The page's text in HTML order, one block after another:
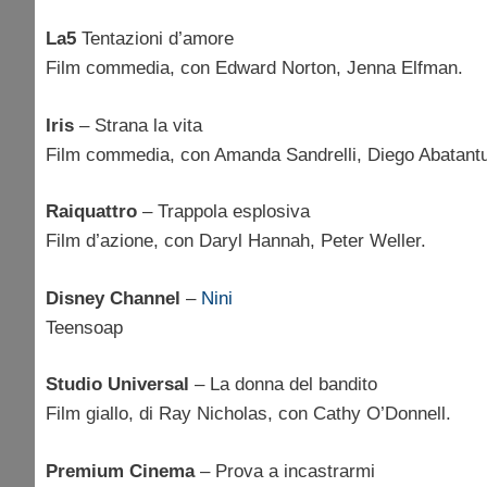
La5 Tentazioni d’amore
Film commedia, con Edward Norton, Jenna Elfman.
Iris – Strana la vita
Film commedia, con Amanda Sandrelli, Diego
Raiquattro – Trappola esplosiva
Film d’azione, con Daryl Hannah, Peter Weller.
Disney Channel – Nini
Teensoap
Studio Universal – La donna del bandito
Film giallo, di Ray Nicholas, con Cathy O’Donnell.
Premium Cinema– Prova a incastrarmi